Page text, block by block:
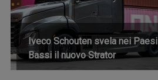
Iveco Schouten svela nei Paesi
Bassi il nuovo Strator